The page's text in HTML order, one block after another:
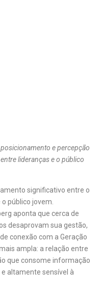
e percepção
lideranças e o público
significativo entre o
público jovem.
aponta que cerca de
desaprovam sua gestão,
conexão com a Geração
ampla: a relação entre
que consome informação
altamente sensível à